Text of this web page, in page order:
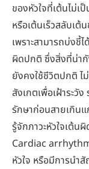
ของหัวใจที่เต้นไม่เ
หรือเต้นเร็วสลับเ
เพราะสามารถบ่งชี้
ผิดปกติ ซึ่งสิ่งที่น่า
ยังคงใช้ชีวิตปกติ ไ
สังเกตเพื่อเฝ้าระวั
รักษาก่อนสายเกิน
รู้จักภาวะหัวใจเต้
Cardiac
หัวใจ หรือมีการน